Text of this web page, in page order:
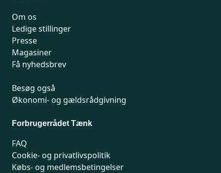
Om os
Ledige stillinger
Presse
Magasiner
Få nyhedsbrev
Besøg også
Økonomi- og gældsrådgivning
Forbrugerrådet Tænk
FAQ
Cookie- og privatlivspolitik
Købs- og medlemsbetingelser